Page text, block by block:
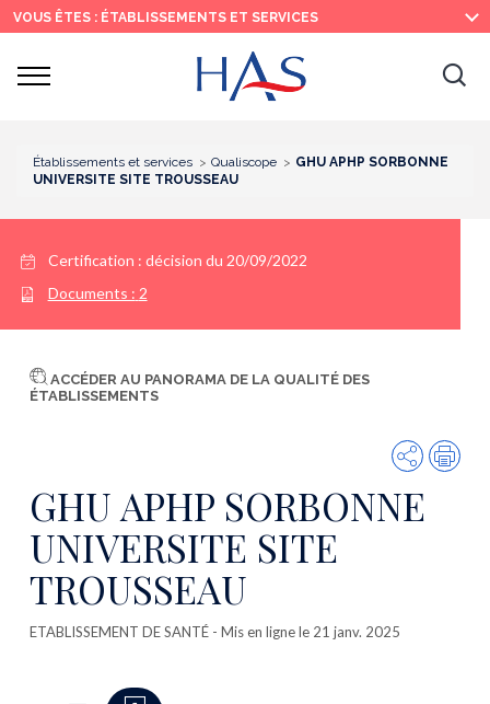
Recherche
Menu
principal
Contenu
principal
VOUS ÊTES : ÉTABLISSEMENTS ET SERVICES
Ouvrir
Établissements et services Qualiscope
GHU APHP SORBONNE
UNIVERSITE SITE TROUSSEAU
Certification : décision du 20/09/2022
Documents : 2
ACCÉDER AU PANORAMA DE LA QUALITÉ DES
ÉTABLISSEMENTS
Partager
GHU APHP SORBONNE
UNIVERSITE SITE
TROUSSEAU
ETABLISSEMENT DE SANTÉ - Mis en ligne le 21 janv. 2025